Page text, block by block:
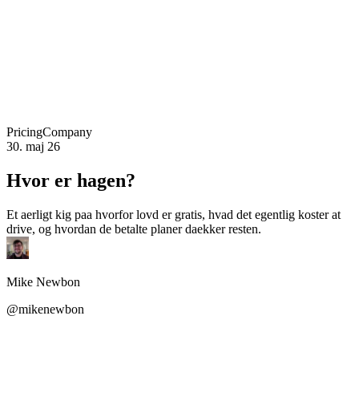
PricingCompany
30. maj 26
Hvor er hagen?
Et aerligt kig paa hvorfor lovd er gratis, hvad det egentlig koster at
drive, og hvordan de betalte planer daekker resten.
Mike Newbon
@mikenewbon